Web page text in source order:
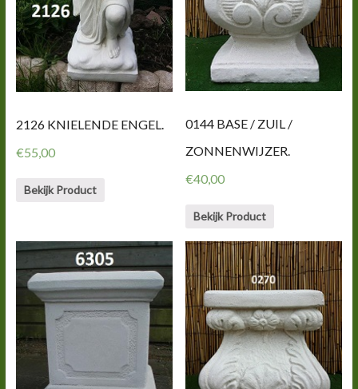
2126 KNIELENDE ENGEL.
€55,00
Bekijk Product
0144 BASE / ZUIL /
ZONNENWIJZER.
€40,00
Bekijk Product